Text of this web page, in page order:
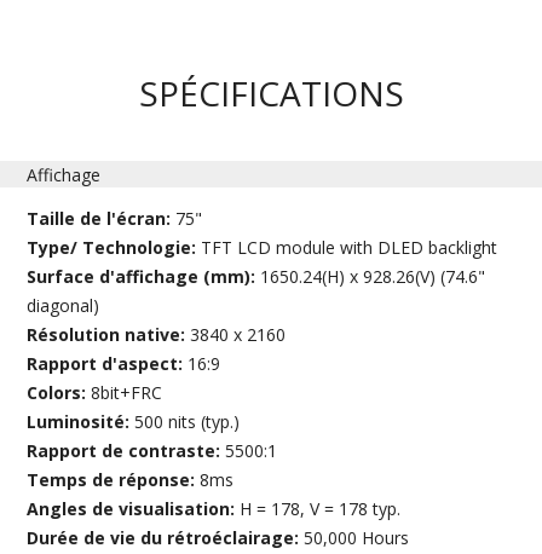
SPÉCIFICATIONS
Affichage
Taille de l'écran: 75"
Type/ Technologie: TFT LCD module with DLED backlight
Surface d'affichage (mm): 1650.24(H) x 928.26(V) (74.6"
diagonal)
Résolution native:3840 x 2160
Rapport d'aspect: 16:9
Colors:8bit+FRC
Luminosité:500 nits (typ.)
Rapport de contraste:5500:1
Temps de réponse:8ms
Angles de visualisation: H = 178, V = 178 typ.
Durée de vie du rétroéclairage:50,000 Hours